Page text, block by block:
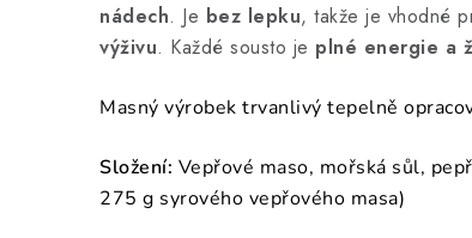
nádech. Je bez lepku, takže je vhodné
výživu. Každé sousto je plné energie a
Masný výrobek trvanlivý tepelně
Složení: Vepřové maso, mořská sůl,
275 g syrového vepřového masa)